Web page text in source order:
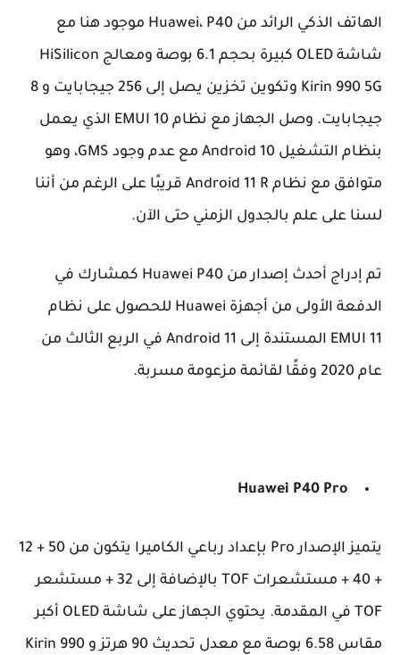
الهاتف الذكي الرائد من Huawei، P40 موجود هنا مع
شاشة OLED كبيرة بحجم 6.1 بوصة ومعالج HiSilicon
Kirin 990 5G وتكوين تخزين يصل إلى 256 جيجابايت و 8
جيجابايت. وصل الجهاز مع نظام EMUI 10 الذي يعمل
بنظام التشغيل Android 10 مع عدم وجود GMS، وهو
متوافق مع نظام Android 11 R قريبًا على الرغم من أننا
لسنا على علم بالجدول الزمني حتى الآن.
تم إدراج أحدث إصدار من Huawei P40 كمشارك في
الدفعة الأولى من أجهزة Huawei للحصول على نظام
EMUI 11 المستندة إلى Android 11 في الربع الثالث من
عام 2020 وفقًا لقائمة مزعومة مسربة.
Huawei P40 Pro
يتميز الإصدار Pro بإعداد رباعي الكاميرا يتكون من 50 + 12
+ 40 + مستشعرات TOF بالإضافة إلى 32 + مستشعر
TOF في المقدمة. يحتوي الجهاز على شاشة OLED أكبر
مقاس 6.58 بوصة مع معدل تحديث 90 هرتز و Kirin 990